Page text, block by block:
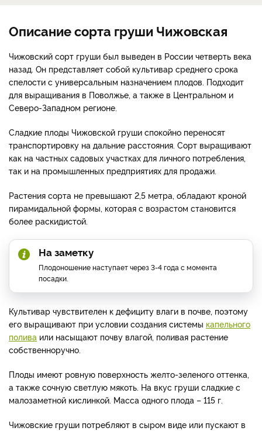
Описание сорта груши Чижовская
Чижовский сорт груши был выведен в России четверть века
назад. Он представляет собой культивар среднего срока
спелости с универсальным назначением плодов. Подходит
для выращивания в Поволжье, а также в Центральном и
Северо-Западном регионе.
Сладкие плоды Чижовской груши спокойно переносят
транспортировку на дальние расстояния. Сорт выращивают
как на частных садовых участках для личного потребления,
так и на промышленных предприятиях для продажи.
Растения сорта не превышают 2,5 метра, обладают кроной
пирамидальной формы, которая с возрастом становится
более раскидистой.
На заметку
Плодоношение наступает через 3-4 года с момента
посадки.
Культивар чувствителен к дефициту влаги в почве, поэтому
его выращивают при условии создания системы капельного
полива или насыщают почву влагой, поливая растение
собственноручно.
Плоды имеют ровную поверхность желто-зеленого оттенка,
а также сочную светлую мякоть. На вкус груши сладкие с
малозаметной кислинкой. Масса одного плода – 115 г.
Чижовские груши потребляют в сыром виде или пускают в